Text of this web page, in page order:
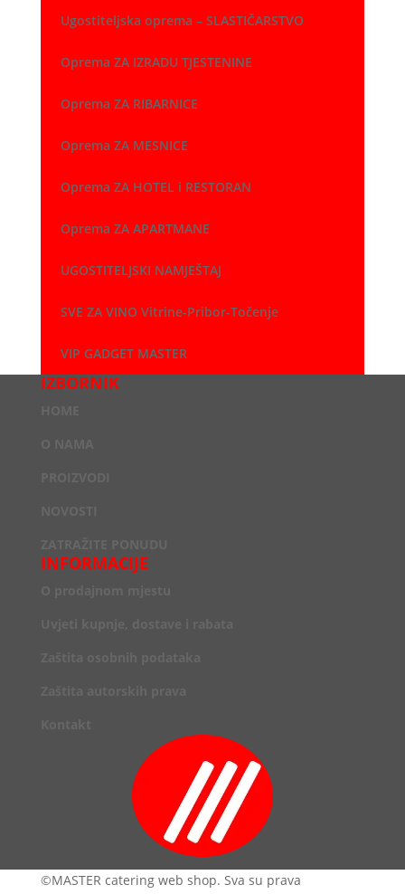
Ugostiteljska oprema – SLASTIČARSTVO
Oprema ZA IZRADU TJESTENINE
Oprema ZA RIBARNICE
Oprema ZA MESNICE
Oprema ZA HOTEL i RESTORAN
Oprema ZA APARTMANE
UGOSTITELJSKI NAMJEŠTAJ
SVE ZA VINO Vitrine-Pribor-Točenje
VIP GADGET MASTER
IZBORNIK
INFORMACIJE
©MASTER catering web shop. Sva su prava